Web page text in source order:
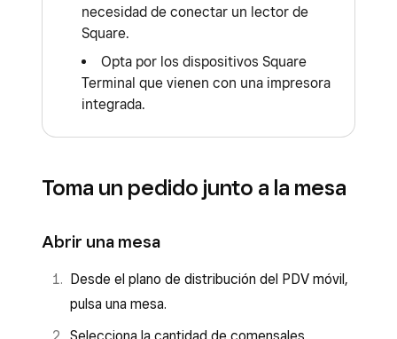
necesidad de conectar un lector de
Square.
Opta por los dispositivos Square
Terminal que vienen con una impresora
integrada.
Toma un pedido junto a la mesa
Abrir una mesa
Desde el plano de distribución del PDV móvil,
pulsa una mesa.